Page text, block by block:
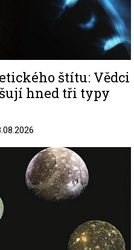
štítu: Vědci
hned tři typy